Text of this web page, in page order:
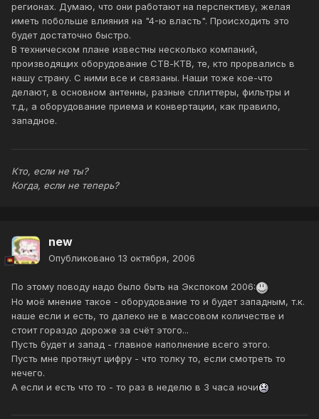
регионах. Думаю, что они работают на перспективу, желая
иметь побольше влияния на "4-ю власть". Происходить это
будет достаточно быстро.
В техническом плане известны несколько компаний,
производящих оборудование СТВ-КТВ, те, кто прорвались в
нашу страну. С ними все и связаны. Наши тоже кое-что
делают, в основном антенны, разные сплиттеры, фильтры и
т.д., а оборудование приема и конвертации, как правило,
западное.
Кто, если не ты?
Когда, если не теперь?
new
Опубликовано 13 октября, 2006
По этому поводу надо было быть на Экспоком 2006:
Но моё мнение такое - оборудование то и будет западным, т.к.
наше если и есть, то далеко не в массовом количестве и
стоит гораздо дороже за счёт этого...
Пусть будет и запад - главное наполнение всего этого.
Пусть мне протянут цифру - что толку то, если смотреть то
нечего.
А если и есть что то - то раз в неделю в 3 часа ночи